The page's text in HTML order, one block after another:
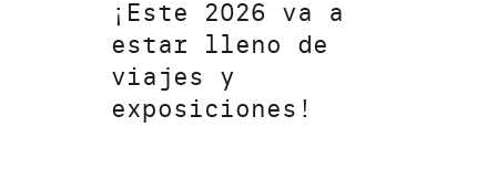
¡Este 2026 va a
estar lleno de
viajes y
exposiciones!